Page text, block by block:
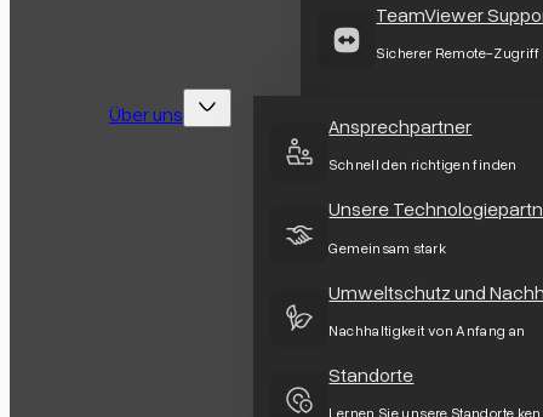
TeamViewer
Sicherer Remote-Zugriff
Über uns Ansprechpartner
Schnell den richtigen finden
Unsere
Gemeinsam stark
Umweltschutz und
Nachhaltigkeit von Anfang an
Standorte
Lernen Sie unsere Standorte